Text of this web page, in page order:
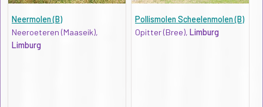
Neermolen (B)
Neeroeteren (Maaseik),
Limburg
Pollismolen Scheelenmolen (B)
Opitter (Bree),Limburg